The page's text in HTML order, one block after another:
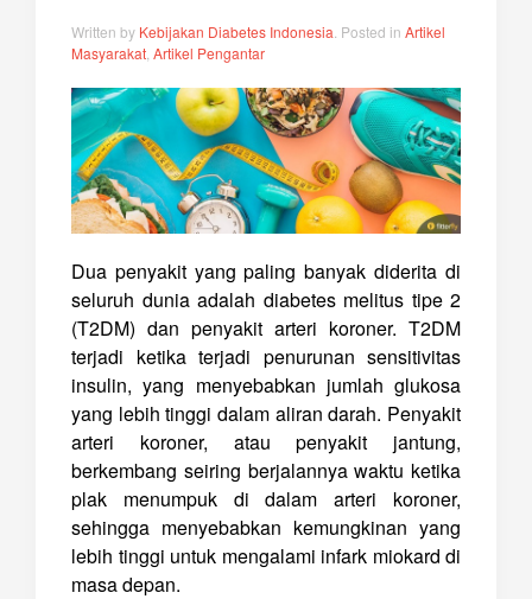
Written by Kebijakan Diabetes Indonesia . Posted in Artikel
Masyarakat Artikel Pengantar
Dua penyakit yang paling banyak diderita di
seluruh dunia adalah diabetes melitus tipe 2
(T2DM) dan penyakit arteri koroner. T2DM
terjadi ketika terjadi penurunan sensitivitas
insulin, yang menyebabkan jumlah glukosa
yang lebih tinggi dalam aliran darah. Penyakit
arteri koroner, atau penyakit jantung,
berkembang seiring berjalannya waktu ketika
plak menumpuk di dalam arteri koroner,
sehingga menyebabkan kemungkinan yang
lebih tinggi untuk mengalami infark miokard di
masa depan.